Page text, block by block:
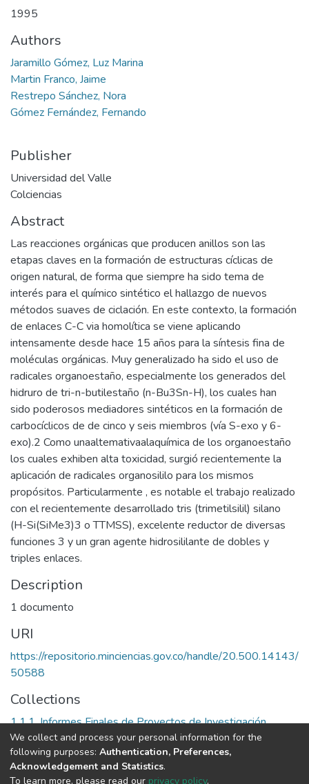
1995
Authors
Jaramillo Gómez, Luz Marina
Martin Franco, Jaime
Restrepo Sánchez, Nora
Gómez Fernández, Fernando
Publisher
Universidad del Valle
Colciencias
Abstract
Las reacciones orgánicas que producen anillos son las
etapas claves en la formación de estructuras cíclicas de
origen natural, de forma que siempre ha sido tema de
interés para el químico sintético el hallazgo de nuevos
métodos suaves de ciclación. En este contexto, la formación
de enlaces C-C via homolítica se viene aplicando
intensamente desde hace 15 años para la síntesis fina de
moléculas orgánicas. Muy generalizado ha sido el uso de
radicales organoestaño, especialmente los generados del
hidruro de tri-n-butilestaño (n-Bu3Sn-H), los cuales han
sido poderosos mediadores sintéticos en la formación de
carbocíclicos de de cinco y seis miembros (vía S-exo y 6-
exo).2 Como unaaltemativaalaquímica de los organoestaño
los cuales exhiben alta toxicidad, surgió recientemente la
aplicación de radicales organosililo para los mismos
propósitos. Particularmente , es notable el trabajo realizado
con el recientemente desarrollado tris (trimetilsilil) silano
(H-Si(SiMe3)3 o TTMSS), excelente reductor de diversas
funciones 3 y un gran agente hidrosililante de dobles y
triples enlaces.
Description
1 documento
URI
https://repositorio.minciencias.gov.co/handle/20.500.14143/
50588
Collections
1.1.1. Informes Finales de Proyectos de Investigación
Full item page
We collect and process your personal information for the
following purposes: Authentication, Preferences,
Acknowledgement and Statistics.
To learn more, please read our privacy policy.